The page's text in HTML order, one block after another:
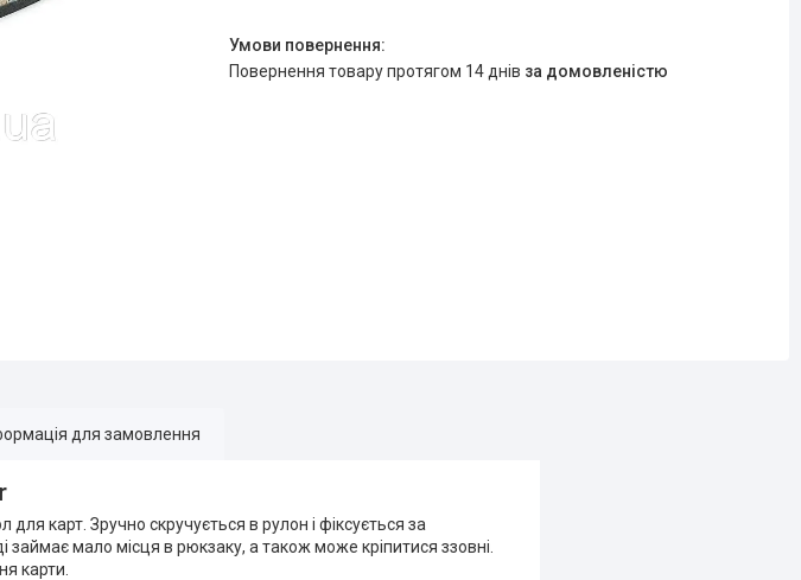
повернення товару протягом 14 днів за домовленістю
для замовлення
карт. Зручно скручується в рулон і фіксується за
мало місця в рюкзаку, а також може кріпитися ззовні.
карти.